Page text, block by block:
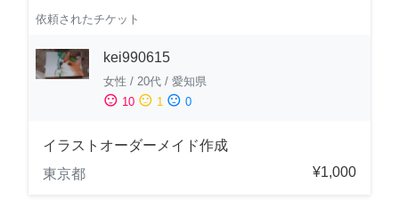
依頼されたチケット
kei990615
女性 / 20代 / 愛知県
sentiment_satisfied 10 sentiment_neutral 1 sentiment_dissatisfied 0
イラストオーダーメイド作成
東京都
¥1,000